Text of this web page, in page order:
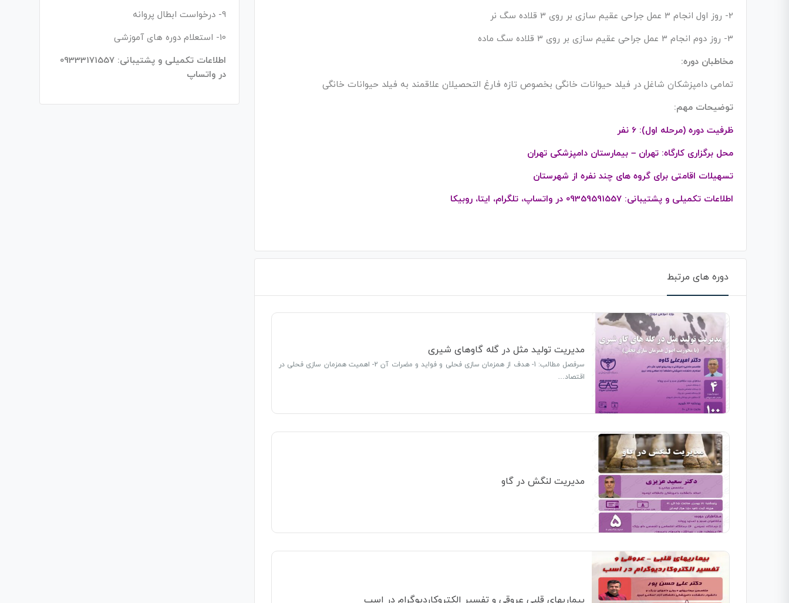
2- روز اول انجام 3 عمل جراحی عقیم سازی بر روی 3 قلاده سگ نر
3- روز دوم انجام 3 عمل جراحی عقیم سازی بر روی 3 قلاده سگ ماده
مخاطبان دوره:
تمامی دامپزشکان شاغل در فیلد حیوانات خانگی بخصوص تازه فارغ التحصیلان علاقمند به فیلد حیوانات خانگی
توضیحات مهم:
ظرفیت دوره (مرحله اول): 6 نفر
محل برگزاری کارگاه: تهران – بیمارستان دامپزشکی تهران
تسهیلات اقامتی برای گروه های چند نفره از شهرستان
اطلاعات تکمیلی و پشتیبانی: 09359591557 در واتساپ، تلگرام، ایتا، روبیکا
دوره های مرتبط
مدیریت تولید مثل در گله گاوهای شیری
سرفصل مطالب: 1- هدف از همزمان سازی فحلی و فواید و مضرات آن 2- اهمیت همزمان سازی فحلی در
اقتصاد…
مدیریت لنگش در گاو
بیماریهای قلبی عروقی و تفسیر الکتروکاردیوگرام در اسب
9- درخواست ابطال پروانه
10- استعلام دوره های آموزشی
اطلاعات تکمیلی و پشتیبانی: 09333171557
در واتساپ